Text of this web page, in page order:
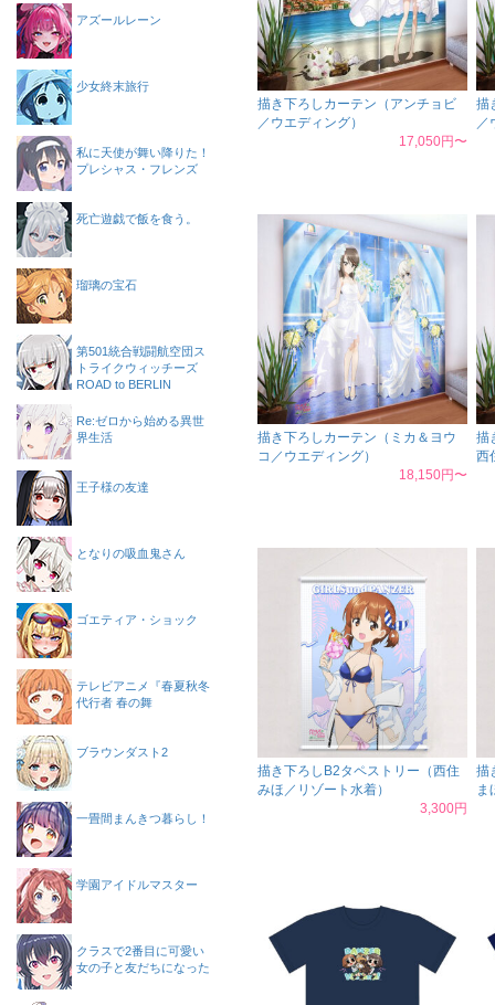
描き下ろしカーテン（アンチョビ
／ウエディング）
17,050円〜
描
／
描き下ろしカーテン（ミカ＆ヨウ
コ／ウエディング）
18,150円〜
描
西
描き下ろしB2タペストリー（西住
みほ／リゾート水着）
3,300円
描
ま
アズールレーン
少女終末旅行
私に天使が舞い降りた！
プレシャス・フレンズ
死亡遊戯で飯を食う。
瑠璃の宝石
第501統合戦闘航空団ス
トライクウィッチーズ
ROAD to BERLIN
Re:ゼロから始める異世
界生活
王子様の友達
となりの吸血鬼さん
ゴエティア・ショック
テレビアニメ『春夏秋冬
代行者 春の舞
ブラウンダスト2
一畳間まんきつ暮らし！
学園アイドルマスター
クラスで2番目に可愛い
女の子と友だちになった